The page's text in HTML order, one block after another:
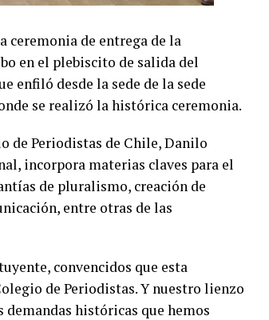
ceremonia de entrega de la
en el plebiscito de salida del
enfiló desde la sede de la sede
se realizó la histórica ceremonia.
de Periodistas de Chile, Danilo
incorpora materias claves para el
de pluralismo, creación de
entre otras de las
convencidos que esta
de Periodistas. Y nuestro lienzo
demandas históricas que hemos